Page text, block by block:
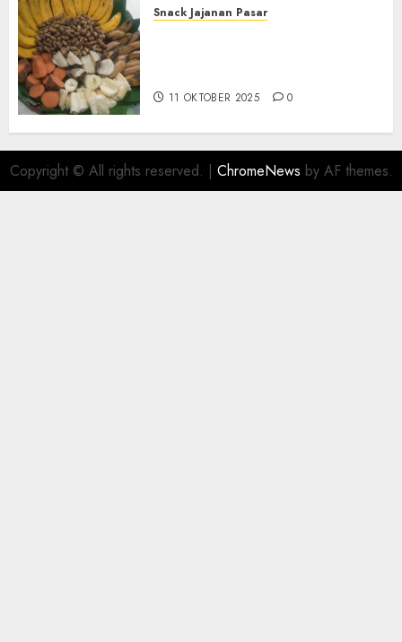
Snack Jajanan Pasar
11 OKTOBER 2025 0
Copyright © All rights reserved. | ChromeNews by AF themes.